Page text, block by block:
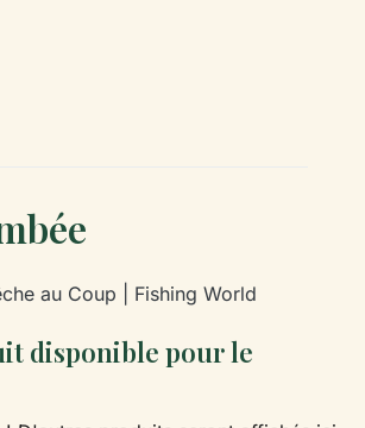
au Coup | Fishing World
disponible pour le